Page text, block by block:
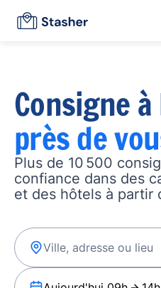
Consigne
près de
Plus de 10 500
confiance dans des
et des hôtels à partir